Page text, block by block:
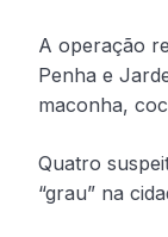
A operação
Penha e
maconha,
Quatro
“grau” na